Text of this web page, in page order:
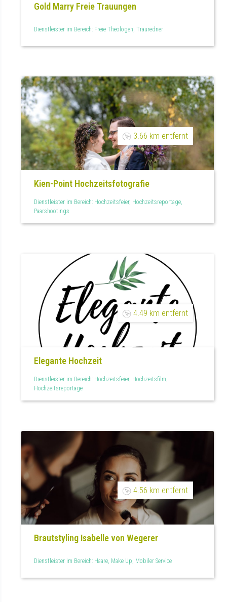
Gold Marry Freie Trauungen
Dienstleister im Bereich: Freie Theologen, Trauredner
3.66 km entfernt
Kien-Point Hochzeitsfotografie
Dienstleister im Bereich: Hochzeitsfeier, Hochzeitsreportage,
Paarshootings
4.49 km entfernt
Elegante Hochzeit
Dienstleister im Bereich: Hochzeitsfeier, Hochzeitsfilm,
Hochzeitsreportage
4.56 km entfernt
Brautstyling Isabelle von Wegerer
Dienstleister im Bereich: Haare, Make Up, Mobiler Service